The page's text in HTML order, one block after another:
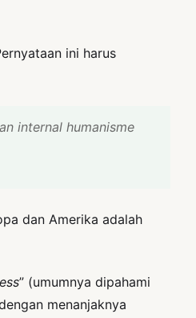
ini harus
internal humanisme
dan Amerika adalah
” (umumnya dipahami
menanjaknya